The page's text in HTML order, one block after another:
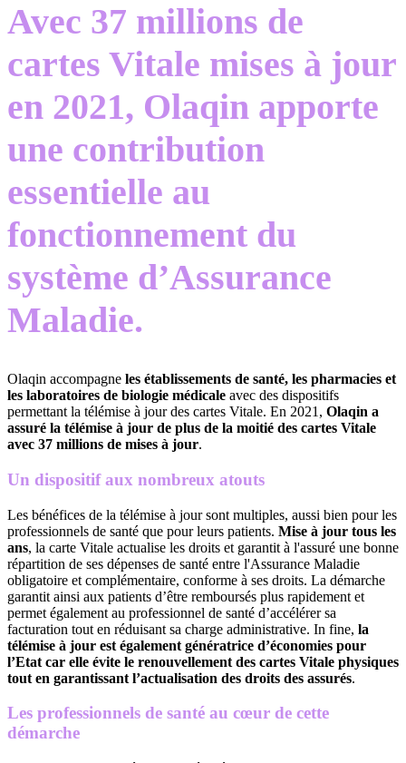
Avec 37 millions de
cartes Vitale mises à jour
en 2021, Olaqin apporte
une contribution
essentielle au
fonctionnement du
système d’Assurance
Maladie.
Olaqin accompagne les établissements de santé, les pharmacies et
les laboratoires de biologie médicale avec des dispositifs
permettant la télémise à jour des cartes Vitale. En 2021, Olaqin a
assuré la télémise à jour de plus de la moitié des cartes Vitale
avec 37 millions de mises à jour.
Un dispositif aux nombreux atouts
Les bénéfices de la télémise à jour sont multiples, aussi bien pour les
professionnels de santé que pour leurs patients. Mise à jour tous les
ans, la carte Vitale actualise les droits et garantit à l'assuré une bonne
répartition de ses dépenses de santé entre l'Assurance Maladie
obligatoire et complémentaire, conforme à ses droits. La démarche
garantit ainsi aux patients d’être remboursés plus rapidement et
permet également au professionnel de santé d’accélérer sa
facturation tout en réduisant sa charge administrative. In fine, la
télémise à jour est également génératrice d’économies pour
l’Etat car elle évite le renouvellement des cartes Vitale physiques
tout en garantissant l’actualisation des droits des assurés.
Les professionnels de santé au cœur de cette
démarche